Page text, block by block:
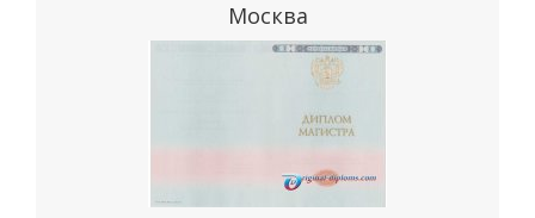
Москва